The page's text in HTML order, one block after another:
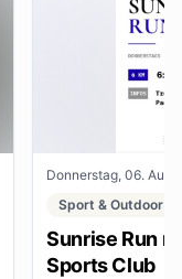
Donnerstag, 06. Aug.
Sport & Outdoor
Sunrise Run
Sports Club